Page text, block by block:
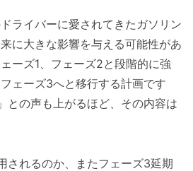
ライバーに愛されてきたガソリン
に大きな影響を与える可能性があ
ーズ1、フェーズ2と段階的に強
ェーズ3へと移行する計画です
との声も上がるほど、その内容は
されるのか、またフェーズ3延期